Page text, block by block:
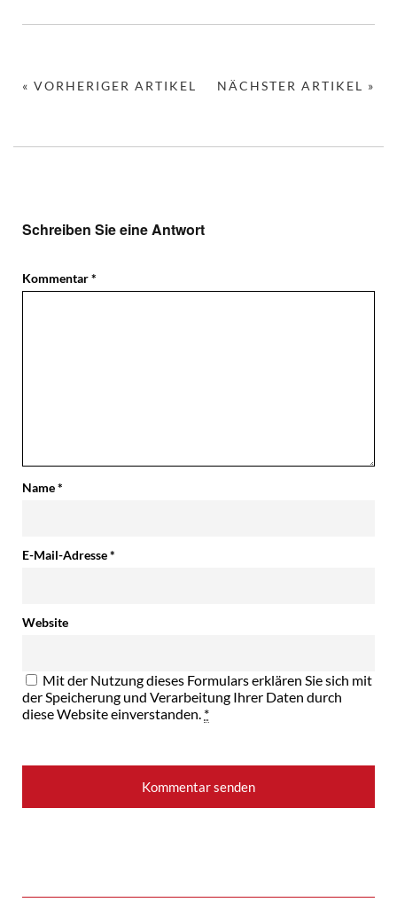
NÄCHSTER ARTIKEL »
« VORHERIGER ARTIKEL
Schreiben Sie eine Antwort
Kommentar*
Name*
E-Mail-Adresse*
Website
Mit der Nutzung dieses Formulars erklären Sie sich mit
der Speicherung und Verarbeitung Ihrer Daten durch
diese Website einverstanden. *